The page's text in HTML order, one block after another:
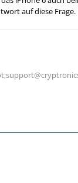
auf diese Frage.